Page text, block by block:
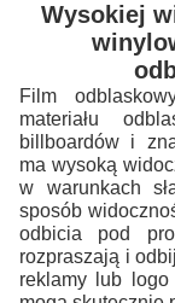
Wysokiej
Film
materiału
billboardów i
ma wysoką
w warunkach
sposób
odbicia pod
rozpraszają i
reklamy lub